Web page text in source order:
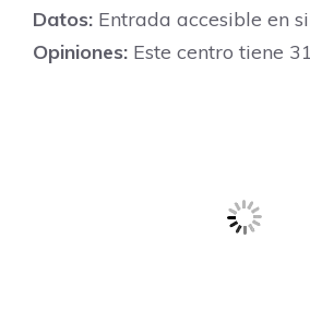
Datos: Entrada accesible en
Opiniones: Este centro tiene